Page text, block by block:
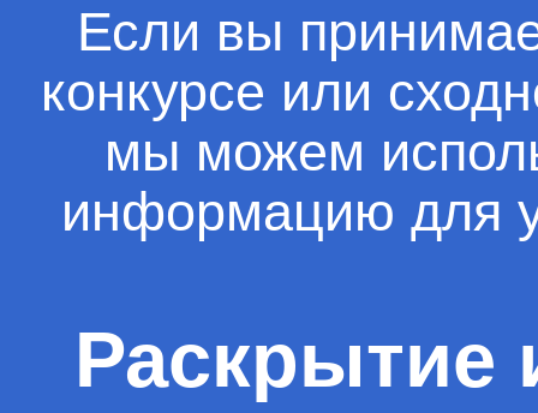
Если вы
конкурсе или
мы можем
информацию для
Раскрытие